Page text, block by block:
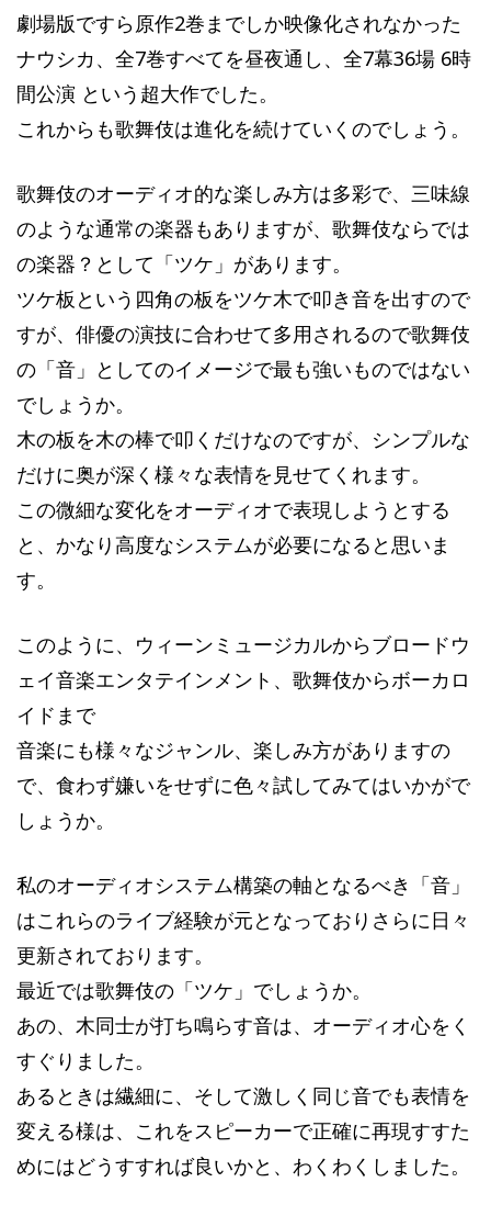
劇場版ですら原作2巻までしか映像化されなかった
ナウシカ、全7巻すべてを昼夜通し、全7幕36場 6時
間公演 という超大作でした。
これからも歌舞伎は進化を続けていくのでしょう。
歌舞伎のオーディオ的な楽しみ方は多彩で、三味線
のような通常の楽器もありますが、歌舞伎ならでは
の楽器？として「ツケ」があります。
ツケ板という四角の板をツケ木で叩き音を出すので
すが、俳優の演技に合わせて多用されるので歌舞伎
の「音」としてのイメージで最も強いものではない
でしょうか。
木の板を木の棒で叩くだけなのですが、シンプルな
だけに奥が深く様々な表情を見せてくれます。
この微細な変化をオーディオで表現しようとする
と、かなり高度なシステムが必要になると思いま
す。
このように、ウィーンミュージカルからブロードウ
ェイ音楽エンタテインメント、歌舞伎からボーカロ
イドまで
音楽にも様々なジャンル、楽しみ方がありますの
で、食わず嫌いをせずに色々試してみてはいかがで
しょうか。
私のオーディオシステム構築の軸となるべき「音」
はこれらのライブ経験が元となっておりさらに日々
更新されております。
最近では歌舞伎の「ツケ」でしょうか。
あの、木同士が打ち鳴らす音は、オーディオ心をく
すぐりました。
あるときは繊細に、そして激しく同じ音でも表情を
変える様は、これをスピーカーで正確に再現すすた
めにはどうすすれば良いかと、わくわくしました。